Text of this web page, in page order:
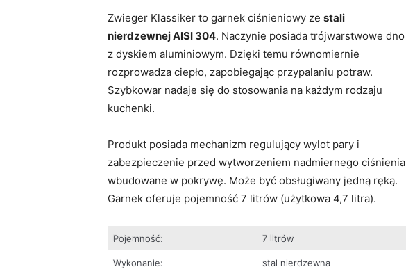
Zwieger Klassiker to garnek ciśnieniowy ze stali
nierdzewnej AISI 304. Naczynie posiada trójwarstwowe dno
z dyskiem aluminiowym. Dzięki temu równomiernie
rozprowadza ciepło, zapobiegając przypalaniu potraw.
Szybkowar nadaje się do stosowania na każdym rodzaju
kuchenki.
Produkt posiada mechanizm regulujący wylot pary i
zabezpieczenie przed wytworzeniem nadmiernego ciśnienia
wbudowane w pokrywę. Może być obsługiwany jedną ręką.
Garnek oferuje pojemność 7 litrów (użytkowa 4,7 litra).
Pojemność: 7 litrów
Wykonanie: stal nierdzewna